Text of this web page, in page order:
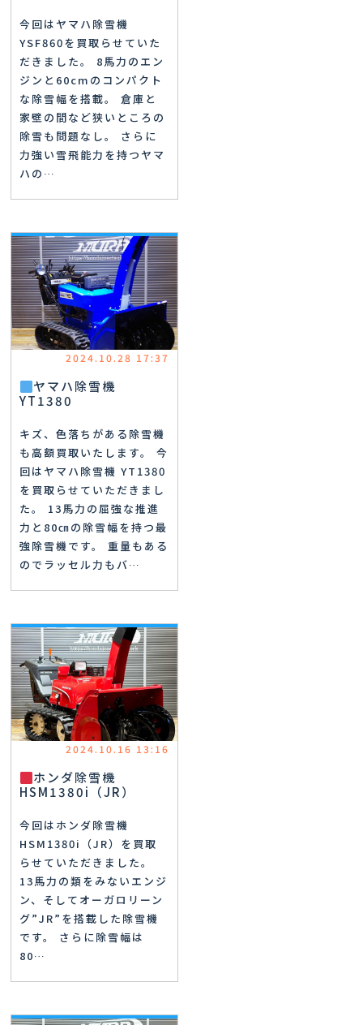
今回はヤマハ除雪機
YSF860を買取らせていた
だきました。 8馬力のエン
ジンと60cmのコンパクト
な除雪幅を搭載。 倉庫と
家壁の間など狭いところの
除雪も問題なし。 さらに
力強い雪飛能力を持つヤマ
ハの…
2024.10.28 17:37
ヤマハ除雪機
YT1380
キズ、色落ちがある除雪機
も高額買取いたします。 今
回はヤマハ除雪機 YT1380
を買取らせていただきまし
た。 13馬力の屈強な推進
力と80㎝の除雪幅を持つ最
強除雪機です。 重量もある
のでラッセル力もバ…
2024.10.16 13:16
ホンダ除雪機
HSM1380i（JR）
今回はホンダ除雪機
HSM1380i（JR）を買取
らせていただきました。
13馬力の類をみないエンジ
ン、そしてオーガロリーン
グ”JR”を搭載した除雪機
です。 さらに除雪幅は
80…